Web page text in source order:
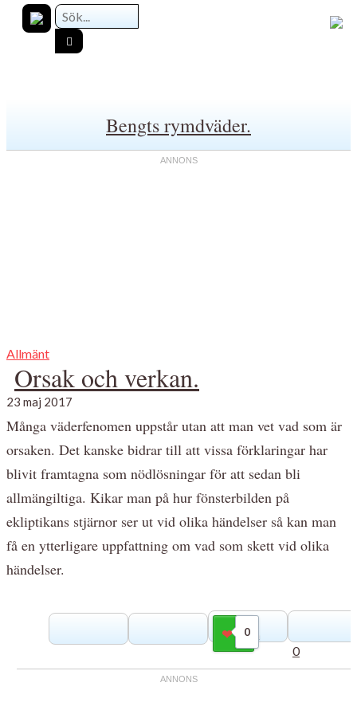
Bengts rymdväder.
Allmänt
Orsak och verkan.
23 maj 2017
Många väderfenomen uppstår utan att man vet vad som är
orsaken. Det kanske bidrar till att vissa förklaringar har
blivit framtagna som nödlösningar för att sedan bli
allmängiltiga. Kikar man på hur fönsterbilden på
ekliptikans stjärnor ser ut vid olika händelser så kan man
få en ytterligare uppfattning om vad som skett vid olika
händelser.
0
Gilla
0